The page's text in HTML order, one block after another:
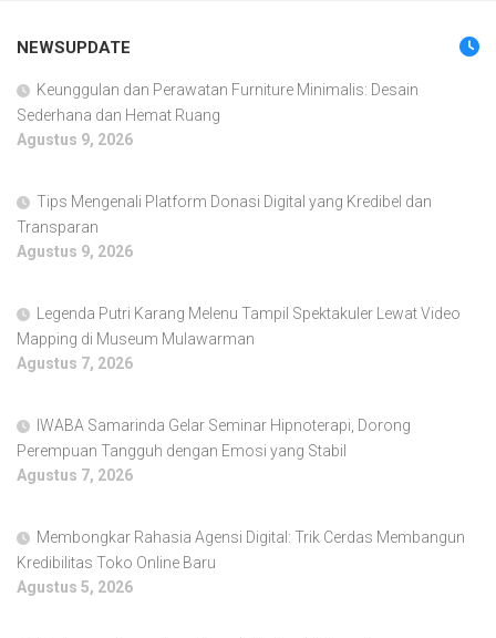
NEWSUPDATE
Keunggulan dan Perawatan Furniture Minimalis: Desain
Sederhana dan Hemat Ruang
Agustus 9, 2026
Tips Mengenali Platform Donasi Digital yang Kredibel dan
Transparan
Agustus 9, 2026
Legenda Putri Karang Melenu Tampil Spektakuler Lewat Video
Mapping di Museum Mulawarman
Agustus 7, 2026
IWABA Samarinda Gelar Seminar Hipnoterapi, Dorong
Perempuan Tangguh dengan Emosi yang Stabil
Agustus 7, 2026
Membongkar Rahasia Agensi Digital: Trik Cerdas Membangun
Kredibilitas Toko Online Baru
Agustus 5, 2026